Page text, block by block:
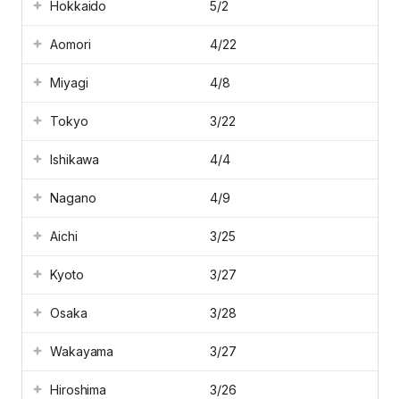
Hokkaido 5/2
Aomori 4/22
Miyagi 4/8
Tokyo 3/22
Ishikawa 4/4
Nagano 4/9
Aichi 3/25
Kyoto 3/27
Osaka 3/28
Wakayama 3/27
Hiroshima 3/26